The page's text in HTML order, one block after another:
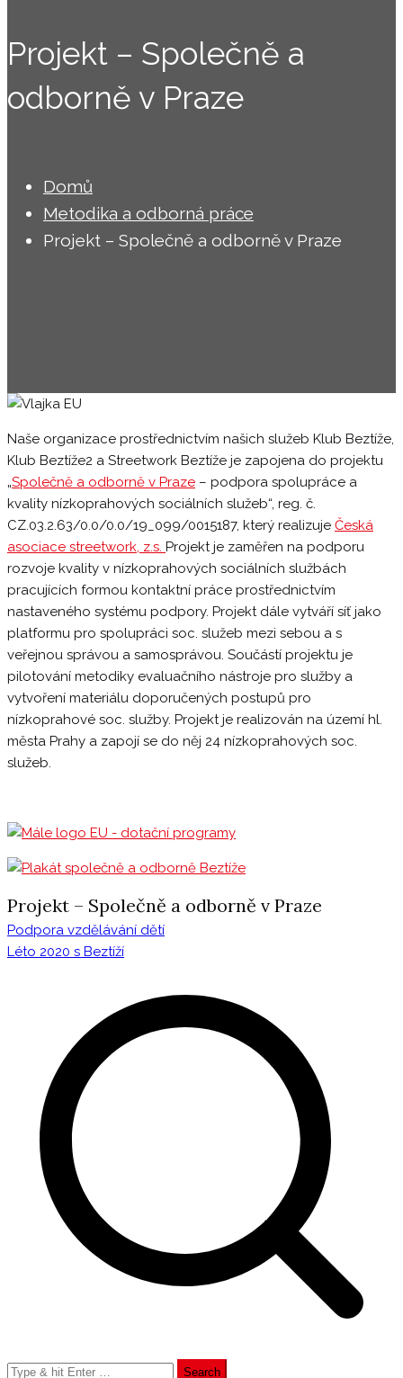
Projekt – Společně a
odborně v Praze
Domů
Metodika a odborná práce
Projekt – Společně a odborně v Praze
Naše organizace prostřednictvím našich služeb Klub Beztíže,
Klub Beztíže2 a Streetwork Beztíže je zapojena do projektu
„Společně a odborně v Praze – podpora spolupráce a
kvality nízkoprahových sociálních služeb“, reg. č.
CZ.03.2.63/0.0/0.0/19_099/0015187, který realizuje Česká
asociace streetwork, z.s. Projekt je zaměřen na podporu
rozvoje kvality v nízkoprahových sociálních službách
pracujících formou kontaktní práce prostřednictvím
nastaveného systému podpory. Projekt dále vytváří síť jako
platformu pro spolupráci soc. služeb mezi sebou a s
veřejnou správou a samosprávou. Součástí projektu je
pilotování metodiky evaluačního nástroje pro služby a
vytvoření materiálu doporučených postupů pro
nízkoprahové soc. služby. Projekt je realizován na území hl.
města Prahy a zapojí se do něj 24 nízkoprahových soc.
služeb.
Projekt – Společně a odborně v Praze
Podpora vzdělávání dětí
Léto 2020 s Beztíží